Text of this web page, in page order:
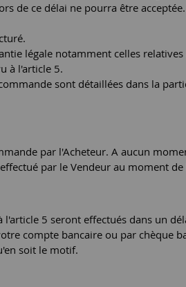
de ce délai ne pourra être
légale notamment celles
à l'article 5.
sont détaillées dans la
par l'Acheteur. A aucun
par le Vendeur au moment
5 seront effectués dans un
compte bancaire ou par chèque
soit le motif.